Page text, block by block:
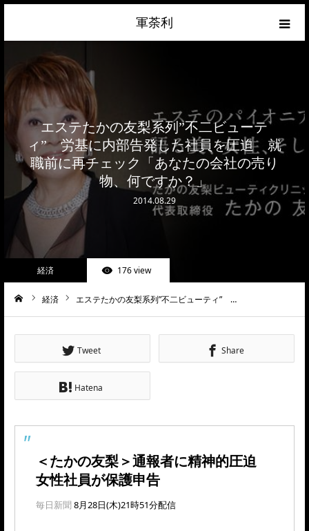
軍荼利
エステたかの友梨系列”不二ビューテ
ィ” 労基に内部告発した社員を圧迫 就
職前に再チェック「あなたの会社の売り
物、何ですか？」
2014.08.29
経済 176 view
経済 エステたかの友梨系列”不二ビューティ” …
Tweet Share
Hatena
＜たかの友梨＞通報者に精神的圧迫
女性社員が保護申告
毎日新聞8月28日(木)21時51分配信
経済
ネトウヨ
政治
ライフハック
サイトマップ
about
お問合せ